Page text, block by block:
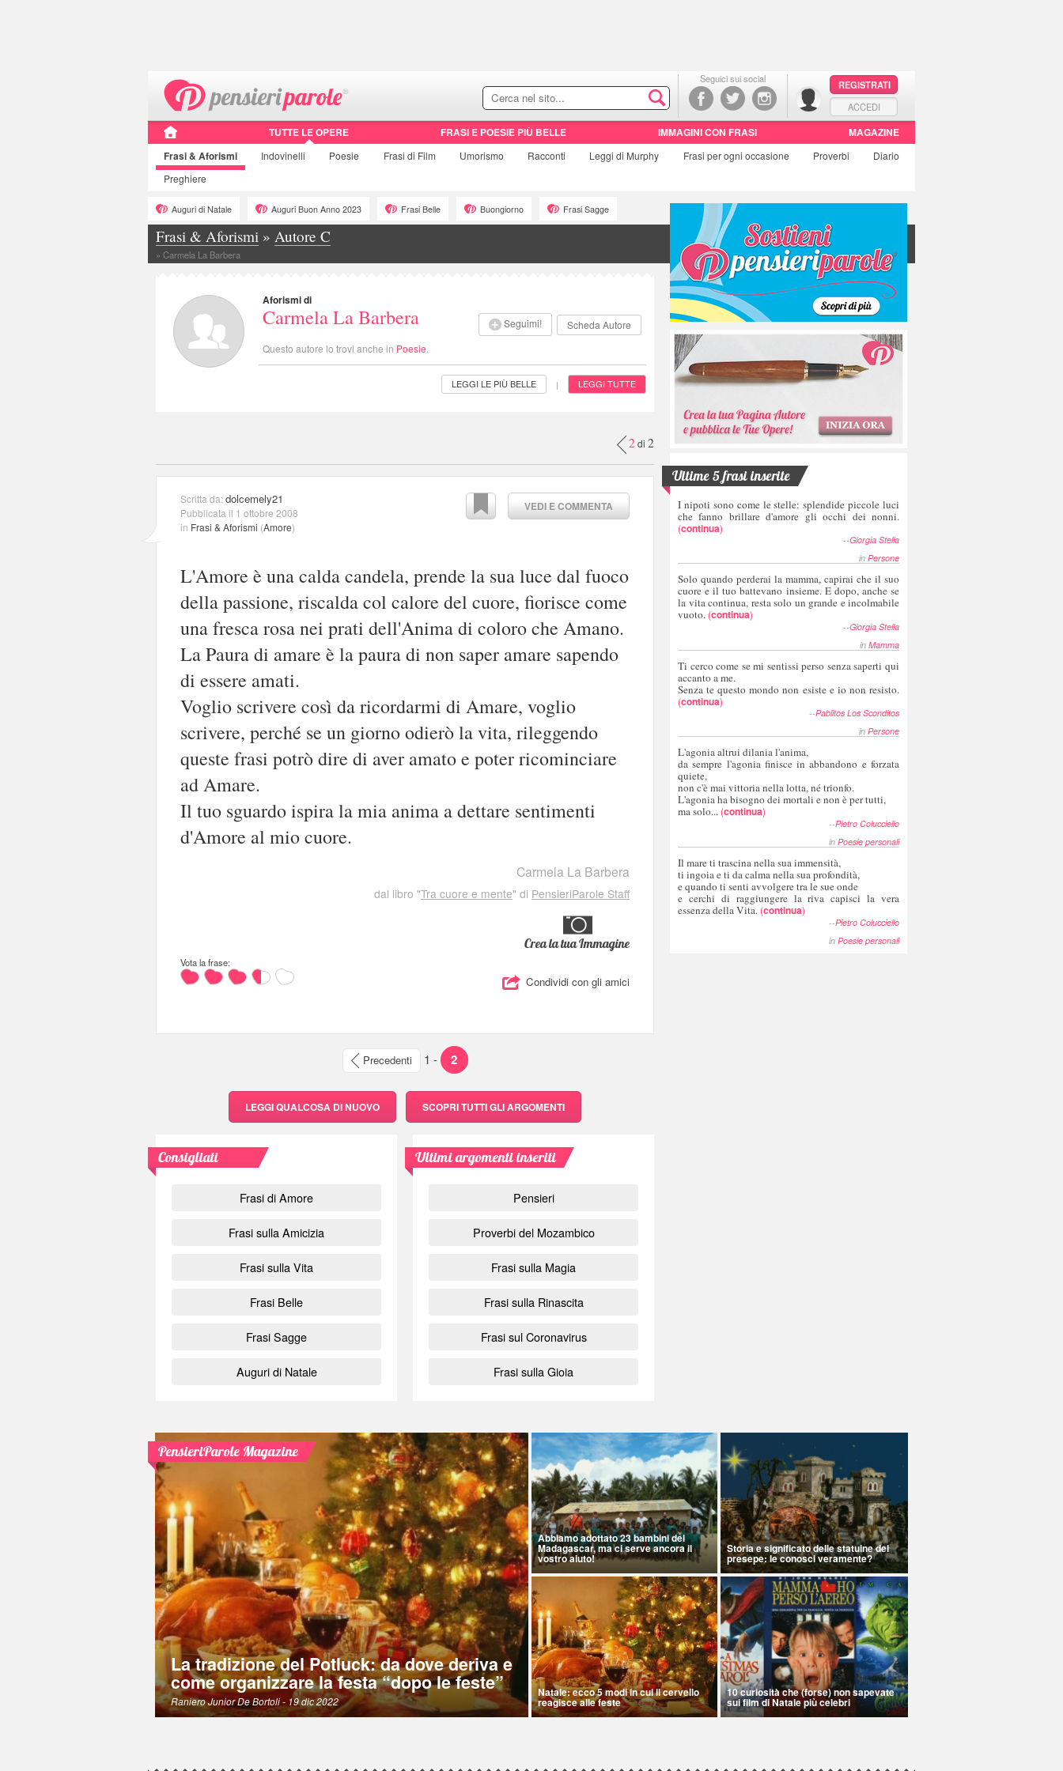
Seguici sui social
REGISTRATI
ACCEDI
TUTTE LE OPERE FRASI E POESIE PIÙ BELLE IMMAGINI CON FRASI
MAGAZINE
Frasi& Aforismi Indovinelli Poesie Frasi di Film Umorismo Racconti Leggi di Murphy Frasi per ogni occasione Proverbi
Diario
Preghiere
Auguri di Natale Auguri Buon Anno 2023 Frasi Belle Buongiorno Frasi Sagge
Frasi & Aforismi » Autore C
» Carmela La Barbera
Seguimi! Scheda Autore
Aforismi di
Carmela La Barbera
Questo autore lo trovi anche in Poesie
LEGGI LE PIÙ BELLE | LEGGI TUTTE
2di 2
VEDI E COMMENTA
Scritta da:dolcemely21
Pubblicata il 1 ottobre 2008
in Frasi & Aforismi (Amore)
L'Amore è una calda candela, prende la sua luce dal fuoco
della passione, riscalda col calore del cuore, fiorisce come
una fresca rosa nei prati dell'Anima di coloro che Amano.
La Paura di amare è la paura di non saper amare sapendo
di essere amati.
Voglio scrivere così da ricordarmi di Amare, voglio
scrivere, perché se un giorno odierò la vita, rileggendo
queste frasi potrò dire di aver amato e poter ricominciare
ad Amare.
Il tuo sguardo ispira la mia anima a dettare sentimenti
d'Amore al mio cuore.
Carmela La Barbera
dal libro "Tra cuore e mente" di PensieriParole Staff
Crea la tua Immagine
Vota la frase:
Condividi con gli amici
Precedenti 1 - 2
LEGGI QUALCOSA DI NUOVO SCOPRITUTTI GLI ARGOMENTI
Consigliati
Frasi di Amore
Frasi sulla Amicizia
Frasi sulla Vita
Frasi Belle
Frasi Sagge
Auguri di Natale
Ultimi argomenti inseriti
Pensieri
Proverbi del Mozambico
Frasi sulla Magia
Frasi sulla Rinascita
Frasi sul Coronavirus
Frasi sulla Gioia
Ultime 5 frasi inserite
I nipoti sono come le stelle: splendide piccole luci
che fanno brillare d'amore gli occhi dei nonni.
(continua)
--Giorgia Stella
in Persone
Solo quando perderai la mamma, capirai che il suo
cuore e il tuo battevano insieme. E dopo, anche se
la vita continua, resta solo un grande e incolmabile
vuoto. (continua)
--Giorgia Stella
in Mamma
Ti cerco come se mi sentissi perso senza saperti qui
accanto a me.
Senza te questo mondo non esiste e io non resisto.
(continua)
--Pablitos Los Sconditos
in Persone
L'agonia altrui dilania l'anima,
da sempre l'agonia finisce in abbandono e forzata
quiete,
non c'è mai vittoria nella lotta, né trionfo.
L'agonia ha bisogno dei mortali e non è per tutti,
ma solo... (continua)
--Pietro Colucciello
in Poesie personali
Il mare ti trascina nella sua immensità,
ti ingoia e ti da calma nella sua profondità,
e quando ti senti avvolgere tra le sue onde
e cerchi di raggiungere la riva capisci la vera
essenza della Vita. (continua)
--Pietro Colucciello
in Poesie personali
PensieriParole Magazine
La tradizione del Potluck: da dove deriva e
come organizzare la festa “dopo le feste”
Raniero Junior De Bortoli- 19 dic 2022
Abbiamo adottato 23 bambini del
Madagascar, ma ci serve ancora il
vostro aiuto!
Storia e significato delle statuine del
presepe: le conosci veramente?
Natale: ecco 5 modi in cui il cervello
reagisce alle feste
10 curiosità che (forse) non sapevate
sui film di Natale più celebri